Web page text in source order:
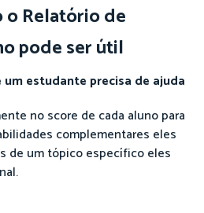
o Relatório de
pode ser útil
estudante precisa de ajuda
no score de cada aluno para
complementares eles
de um tópico específico eles